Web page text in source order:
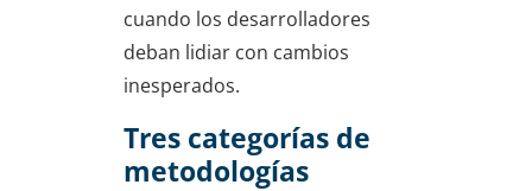
cuando los desarrolladores
deban lidiar con cambios
inesperados.
Tres categorías de
metodologías